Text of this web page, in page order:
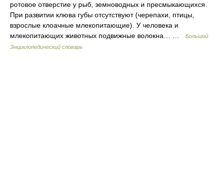
ротовое отверстие у рыб, земноводных и пресмыкающихся.
При развитии клюва губы отсутствуют (черепахи, птицы,
взрослые клоачные млекопитающие). У человека и
млекопитающих животных подвижные волокна… …
Большой
Энциклопедический словарь